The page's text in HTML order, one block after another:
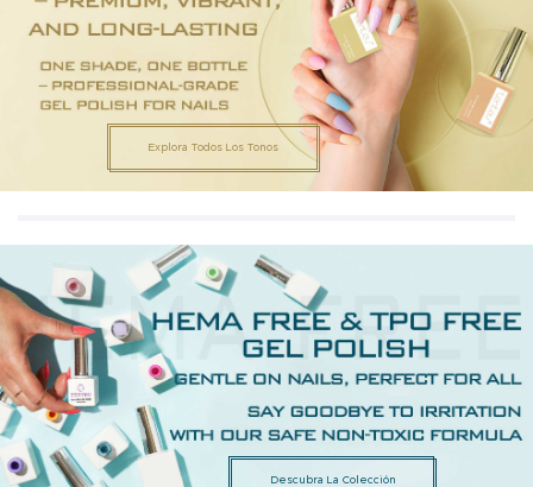
Explora Todos Los Tonos
Descubra La Colección